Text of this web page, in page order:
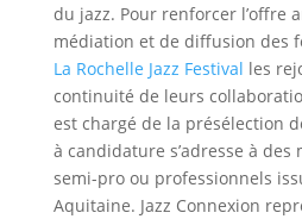
du jazz. Pour renforcer l’offre
médiation et de diffusion des
La Rochelle Jazz Festival les
continuité de leurs
est chargé de la présélection
à candidature s’adresse à
semi-pro ou professionnels
Aquitaine. Jazz Connexion